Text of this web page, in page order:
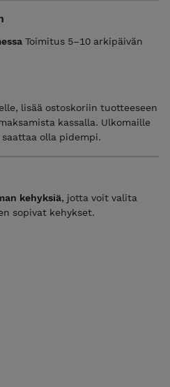
Toimitus 5–10 arkipäivän
lisää ostoskoriin tuotteeseen
kassalla. Ulkomaille
olla pidempi.
kehyksiä, jotta voit valita
sopivat kehykset.